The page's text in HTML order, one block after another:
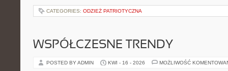
CATEGORIES: ODZIEŻ PATRIOTYCZNA
WSPÓŁCZESNE TRENDY
POSTED BY ADMIN KWI - 16 - 2026 MOŻLIWOŚĆ